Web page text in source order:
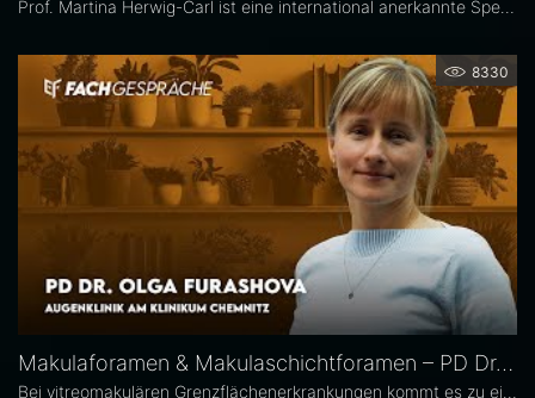
8330
Makulaforamen & Makulaschichtforamen – PD Dr. Olga Furashova